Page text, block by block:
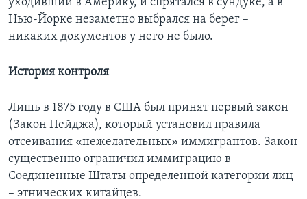
Нью-Йорке незаметно выбрался на берег –
никаких документов у него не было.
История контроля
Лишь в 1875 году в США был принят первый закон
(Закон Пейджа), который установил правила
отсеивания «нежелательных» иммигрантов. Закон
существенно ограничил иммиграцию в
Соединенные Штаты определенной категории лиц
– этнических китайцев.